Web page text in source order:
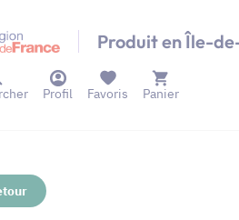
Produit en Île-
Profil Panier
Favoris